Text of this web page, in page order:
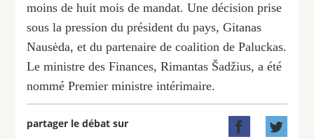
moins de huit mois de mandat. Une décision prise
sous la pression du président du pays, Gitanas
Nausėda, et du partenaire de coalition de Paluckas.
Le ministre des Finances, Rimantas Šadžius, a été
nommé Premier ministre intérimaire.
partager le débat sur  